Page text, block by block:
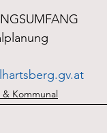
Kommunal